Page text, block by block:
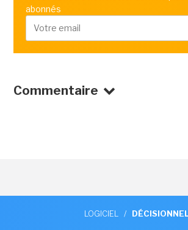
abonnés
Commentaire
LOGICIEL /